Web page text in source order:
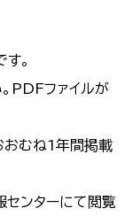
。
PDFファイルが
おむね1年間掲載
ンターにて閲覧